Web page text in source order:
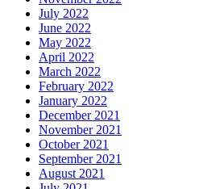
July 2022
June 2022
May 2022
April 2022
March 2022
February 2022
January 2022
December 2021
November 2021
October 2021
September 2021
August 2021